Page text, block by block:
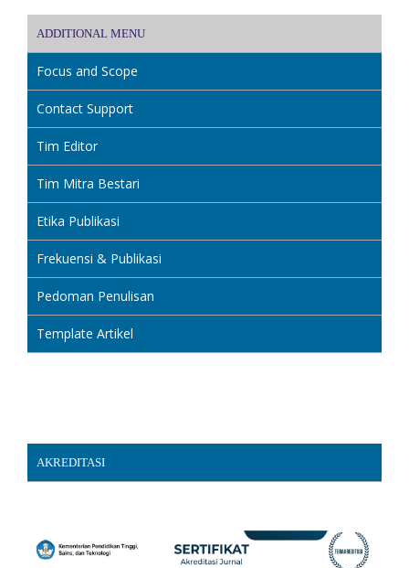
ADDITIONAL MENU
Focus and Scope
Contact Support
Tim Editor
Tim Mitra Bestari
Etika Publikasi
Frekuensi & Publikasi
Pedoman Penulisan
Template Artikel
AKREDITASI